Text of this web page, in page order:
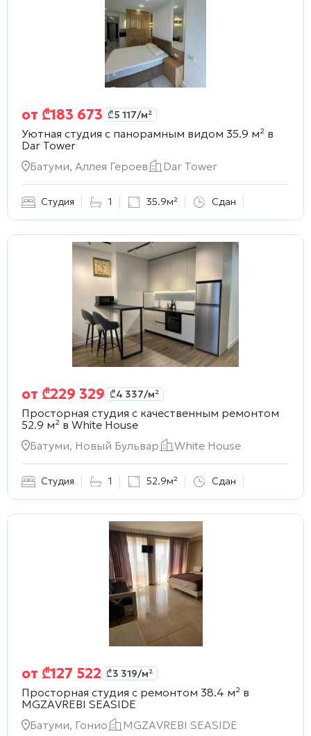
от ₾183 673 ₾5 117/м²
Уютная студия с панорамным видом 35.9 м² в
Dar Tower
Батуми, Аллея Героев
Dar Tower
Студия 1 35.9м² Сдан
от ₾229 329 ₾4 337/м²
Просторная студия с качественным ремонтом
52.9 м² в White House
Батуми, Новый Бульвар
White House
Студия 1 52.9м² Сдан
от ₾127 522 ₾3 319/м²
Просторная студия с ремонтом 38.4 м² в
MGZAVREBI SEASIDE
Батуми, Гонио
MGZAVREBI SEASIDE